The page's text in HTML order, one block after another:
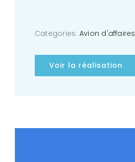
Categories: Avion d'affaires
Voir la réalisation